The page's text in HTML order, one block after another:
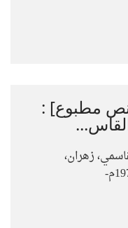
[نص مطبوع] :
زهران،